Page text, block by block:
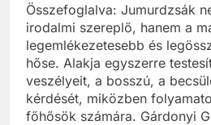
Összefoglalva: Jumurdzsák
irodalmi szereplő, hanem a
legemlékezetesebb és
hőse. Alakja egyszerre
veszélyeit, a bosszú, a
kérdését, miközben
főhősök számára. Gárdonyi